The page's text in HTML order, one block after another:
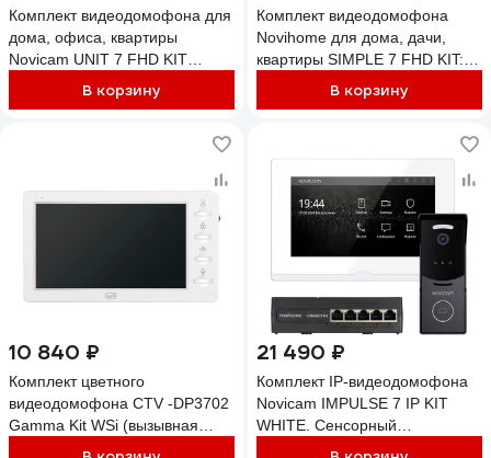
Комплект видеодомофона для
дома, офиса, квартиры
Novicam UNIT 7 FHD KIT
запись фото/видео, работа с
через мск/мсц c поддержкой
В корзину
Комплект видеодомофона
Novihome для дома, дачи,
квартиры SIMPLE 7 FHD KIT:
FHD, функция Не беспокоить,
В корзину
10 840 ₽
Комплект цветного
видеодомофона CTV -DP3702
Gamma Kit WSi (вызывная
21 490 ₽
Комплект IP-видеодомофона
Novicam IMPULSE 7 IP KIT
WHITE. Сенсорный